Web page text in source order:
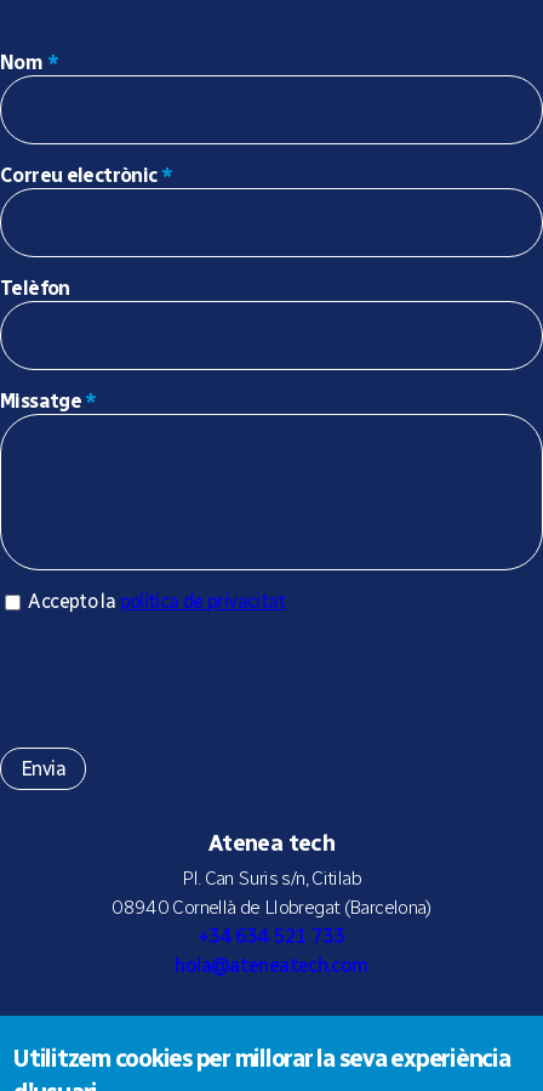
Atenea tech
Pl. Can Suris s/n, Citilab
08940 Cornellà de Llobregat (Barcelona)
+34 634 521 733
hola@ateneatech.com
Suscríbete a nuestra newsletter
Nom *
Correu electrònic *
Telèfon
Missatge *
Accepto la política de privacitat
Accepto la política de privacitat
Utilitzem cookies per millorar la seva experiència